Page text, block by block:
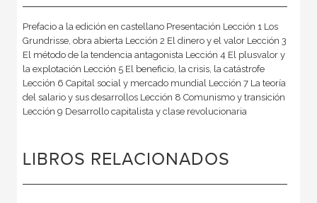
Prefacio a la edición en castellano Presentación Lección 1 Los
Grundrisse, obra abierta Lección 2 El dinero y el valor Lección 3
El método de la tendencia antagonista Lección 4 El plusvalor y
la explotación Lección 5 El beneficio, la crisis, la catástrofe
Lección 6 Capital social y mercado mundial Lección 7 La teoría
del salario y sus desarrollos Lección 8 Comunismo y transición
Lección 9 Desarrollo capitalista y clase revolucionaria
LIBROS RELACIONADOS